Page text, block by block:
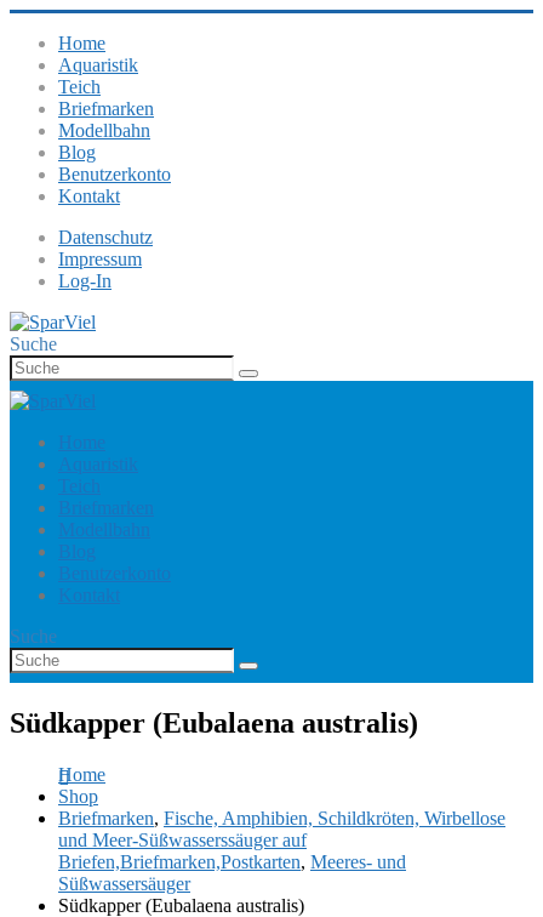
Home
Aquaristik
Teich
Briefmarken
Modellbahn
Blog
Benutzerkonto
Kontakt
Datenschutz
Impressum
Log-In
Suche
Home
Aquaristik
Teich
Briefmarken
Modellbahn
Blog
Benutzerkonto
Kontakt
Suche
Südkapper (Eubalaena australis)
Home
Shop
Briefmarken, Fische, Amphibien, Schildkröten, Wirbellose
und Meer-Süßwasserssäuger auf
Briefen,Briefmarken,Postkarten, Meeres- und
Süßwassersäuger
Südkapper (Eubalaena australis)